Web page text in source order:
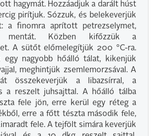
hagymát. Hozzáadjuk a darált húst
pirítjuk. Sózzuk, és belekeverjük
a finomra aprított petrezselymet,
mentát. Közben kifőzzük a
A sütőt előmelegítjük 200 °C-ra.
egy nagyobb hőálló tálat, kikenjük
meghintjük zsemlemorzsával. A
összekeverjük a libazsírral, a
a reszelt juhsajttal. A hőálló tálba
fele jön, erre kerül egy réteg a
erre a főtt tészta második fele,
fele. A tejfölt simára keverjük